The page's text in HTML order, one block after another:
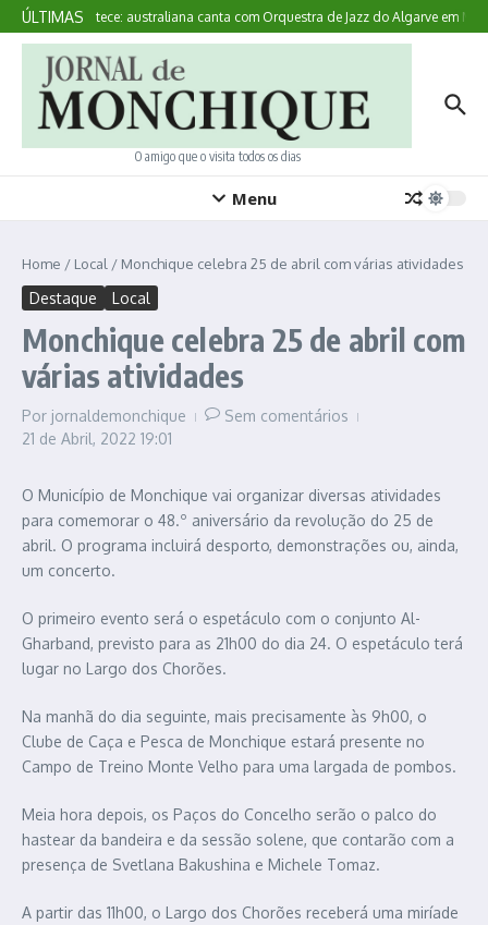
Ir para o conteúdo
ÚLTIMAS
Aqui Acontece: australiana canta com Orquestra de Jazz do Algarve em
O amigo que o visita todos os dias
Menu
Home / Local / Monchique celebra 25 de abril com várias atividades
Destaque Local
Monchique celebra 25 de abril com
várias atividades
Por jornaldemonchique
Sem comentários
21 de Abril, 2022 19:01
O Município de Monchique vai organizar diversas atividades
para comemorar o 48.º aniversário da revolução do 25 de
abril. O programa incluirá desporto, demonstrações ou, ainda,
um concerto.
O primeiro evento será o espetáculo com o conjunto Al-
Gharband, previsto para as 21h00 do dia 24. O espetáculo terá
lugar no Largo dos Chorões.
Na manhã do dia seguinte, mais precisamente às 9h00, o
Clube de Caça e Pesca de Monchique estará presente no
Campo de Treino Monte Velho para uma largada de pombos.
Meia hora depois, os Paços do Concelho serão o palco do
hastear da bandeira e da sessão solene, que contarão com a
presença de Svetlana Bakushina e Michele Tomaz.
A partir das 11h00, o Largo dos Chorões receberá uma miríade